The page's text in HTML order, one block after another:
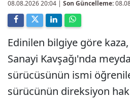
08.08.2026 20:04 | Son Güncelleme:
Edinilen bilgiye göre
Sanayi Kavşağı'nda
sürücüsünün ismi
sürücünün direksiyon